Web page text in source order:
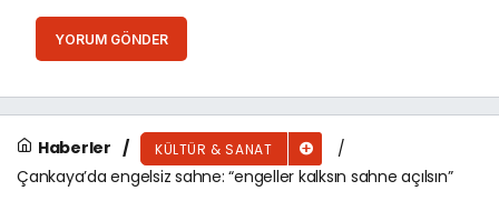
YORUM GÖNDER
Haberler KÜLTÜR & SANAT
Çankaya’da engelsiz sahne: “engeller kalksın sahne açılsın”